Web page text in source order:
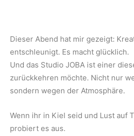
Dieser Abend hat mir gezeigt:
entschleunigt. Es macht glücklich.
Und das Studio JOBA ist einer
zurückkehren möchte. Nicht nur
sondern wegen der Atmosphäre.
Wenn ihr in Kiel seid und Lust auf
probiert es aus.